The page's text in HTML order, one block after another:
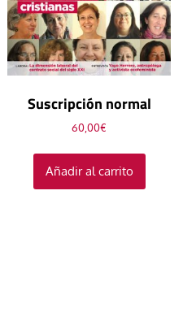
Suscripción normal
60,00€
Añadir al carrito